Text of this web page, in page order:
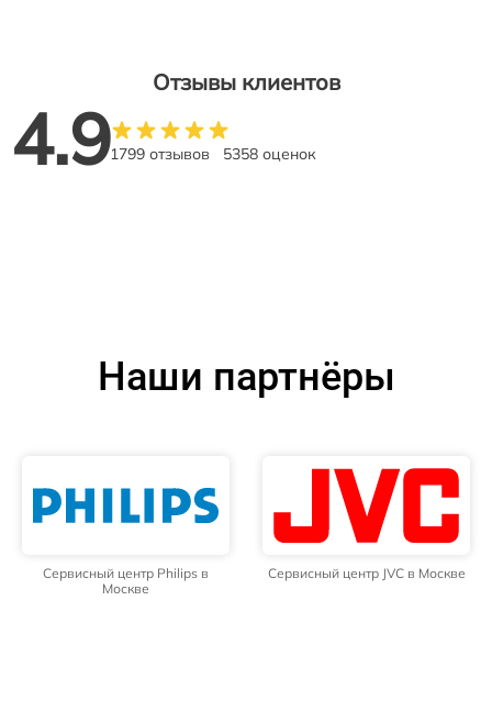
Отзывы клиентов
4.91799 отзывов 5358 оценок
Наши партнёры
Сервисный центр Philips в
Москве
Сервисный центр JVC в Москве